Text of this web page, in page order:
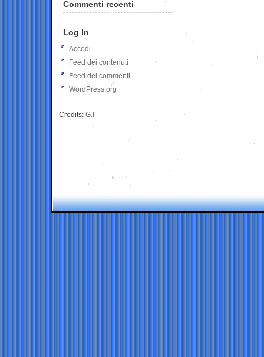
Commenti recenti
Log In
Accedi
Feed dei contenuti
Feed dei commenti
WordPress.org
Credits: G.I